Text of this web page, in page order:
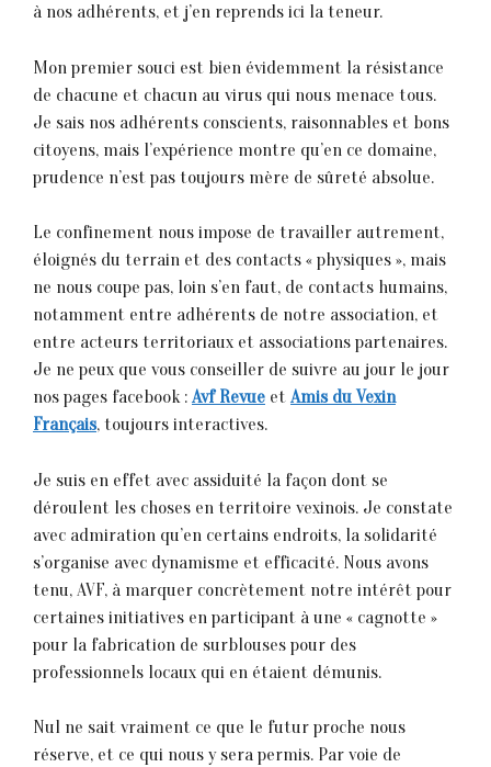
à nos adhérents, et j’en reprends ici la teneur.
Mon premier souci est bien évidemment la résistance
de chacune et chacun au virus qui nous menace tous.
Je sais nos adhérents conscients, raisonnables et bons
citoyens, mais l’expérience montre qu’en ce domaine,
prudence n’est pas toujours mère de sûreté absolue.
Le confinement nous impose de travailler autrement,
éloignés du terrain et des contacts « physiques », mais
ne nous coupe pas, loin s’en faut, de contacts humains,
notamment entre adhérents de notre association, et
entre acteurs territoriaux et associations partenaires.
Je ne peux que vous conseiller de suivre au jour le jour
nos pages facebook : Avf Revue et Amis du Vexin
Français, toujours interactives.
Je suis en effet avec assiduité la façon dont se
déroulent les choses en territoire vexinois. Je constate
avec admiration qu’en certains endroits, la solidarité
s’organise avec dynamisme et efficacité. Nous avons
tenu, AVF, à marquer concrètement notre intérêt pour
certaines initiatives en participant à une « cagnotte »
pour la fabrication de surblouses pour des
professionnels locaux qui en étaient démunis.
Nul ne sait vraiment ce que le futur proche nous
réserve, et ce qui nous y sera permis. Par voie de